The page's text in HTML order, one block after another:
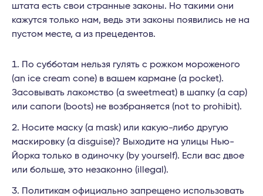
штата есть свои странные законы. Но такими они
кажутся только нам, ведь эти законы появились не на
пустом месте, а из прецедентов.
По субботам нельзя гулять с рожком мороженого
(an ice cream cone) в вашем кармане (a pocket).
Засовывать лакомство (a sweetmeat) в шапку (a cap)
или сапоги (boots) не возбраняется (not to prohibit).
Носите маску (a mask) или какую-либо другую
маскировку (a disguise)? Выходите на улицы Нью-
Йорка только в одиночку (by yourself). Если вас двое
или больше, это незаконно (illegal).
Политикам официально запрещено использовать